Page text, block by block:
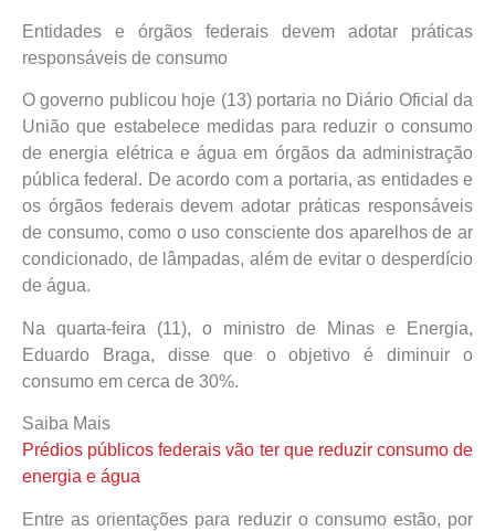
Entidades e órgãos federais devem adotar práticas
responsáveis de consumo
O governo publicou hoje (13) portaria no Diário Oficial da
União que estabelece medidas para reduzir o consumo
de energia elétrica e água em órgãos da administração
pública federal. De acordo com a portaria, as entidades e
os órgãos federais devem adotar práticas responsáveis
de consumo, como o uso consciente dos aparelhos de ar
condicionado, de lâmpadas, além de evitar o desperdício
de água.
Na quarta-feira (11), o ministro de Minas e Energia,
Eduardo Braga, disse que o objetivo é diminuir o
consumo em cerca de 30%.
Saiba Mais
Prédios públicos federais vão ter que reduzir consumo de
energia e água
Entre as orientações para reduzir o consumo estão, por